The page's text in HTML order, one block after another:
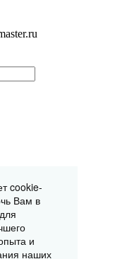
cookie-
Вам в
и
наших